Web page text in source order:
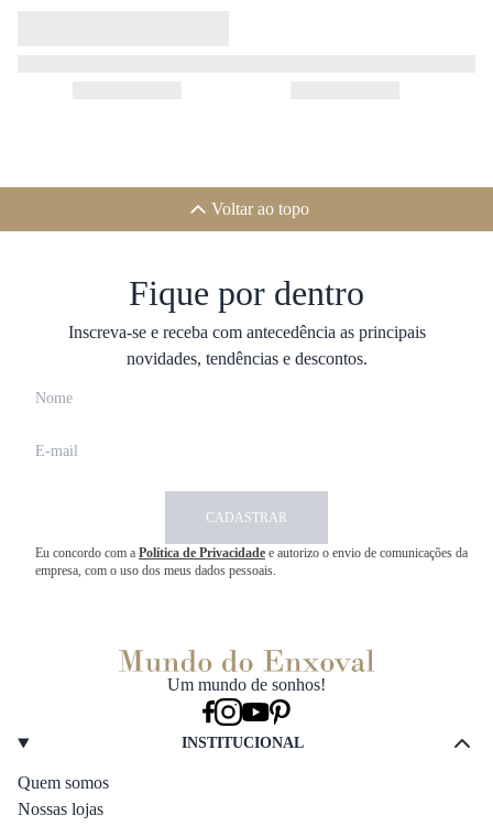
Voltar ao topo
Fique por dentro
Inscreva-se e receba com antecedência as principais
novidades, tendências e descontos.
CADASTRAR
Eu concordo com a Política de Privacidade e autorizo o envio de comunicações da
empresa, com o uso dos meus dados pessoais.
Um mundo de sonhos!
INSTITUCIONAL
Quem somos
Nossas lojas